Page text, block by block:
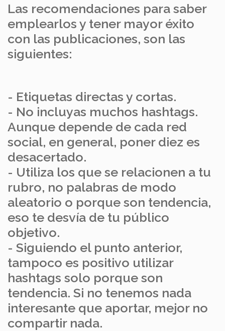
Las recomendaciones para saber
emplearlos y tener mayor éxito
con las publicaciones, son las
siguientes:
- Etiquetas directas y cortas.
- No incluyas muchos hashtags.
Aunque depende de cada red
social, en general, poner diez es
desacertado.
- Utiliza los que se relacionen a tu
rubro, no palabras de modo
aleatorio o porque son tendencia,
eso te desvía de tu público
objetivo.
- Siguiendo el punto anterior,
tampoco es positivo utilizar
hashtags solo porque son
tendencia. Si no tenemos nada
interesante que aportar, mejor no
compartir nada.